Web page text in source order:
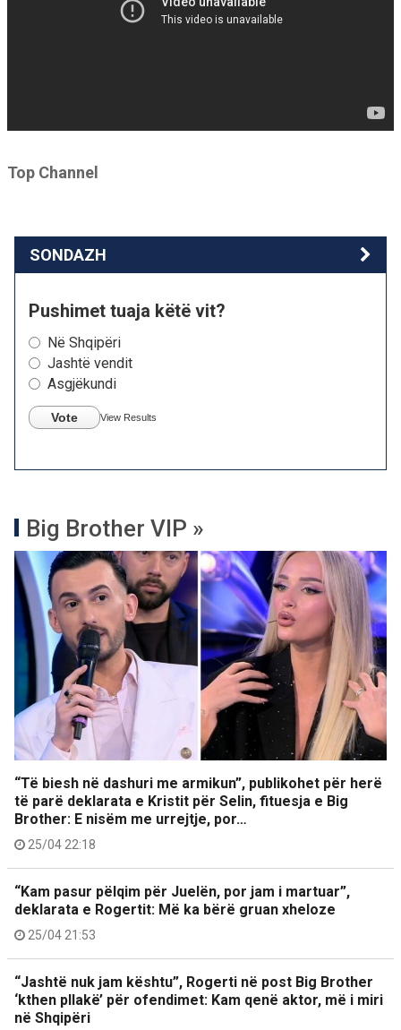
Top Channel
SONDAZH
Pushimet tuaja këtë vit?
Në Shqipëri
Jashtë vendit
Asgjëkundi
Vote View Results
Big Brother VIP »
“Të biesh në dashuri me armikun”, publikohet për herë
të parë deklarata e Kristit për Selin, fituesja e Big
Brother: E nisëm me urrejtje, por…
25/04 22:18
“Kam pasur pëlqim për Juelën, por jam i martuar”,
deklarata e Rogertit: Më ka bërë gruan xheloze
25/04 21:53
“Jashtë nuk jam kështu”, Rogerti në post Big Brother
‘kthen pllakë’ për ofendimet: Kam qenë aktor, më i miri
në Shqipëri